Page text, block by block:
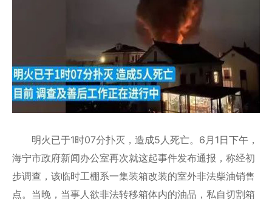
明火已于1时07分扑灭，造成5人死亡。6月1日下午，
海宁市政府新闻办公室再次就这起事件发布通报，称经初
步调查，该临时工棚系一集装箱改装的室外非法柴油销售
点。当晚，当事人欲非法转移箱体内的油品，私自切割箱